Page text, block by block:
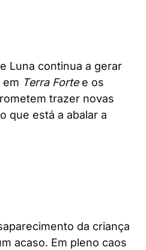
Luna continua a gerar
em Terra Fortee os
trazer novas
que está a abalar a
da criança
acaso. Em pleno caos